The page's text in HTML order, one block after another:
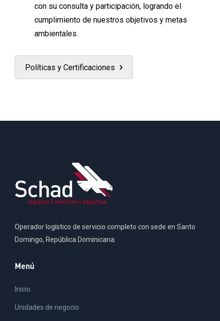
con su consulta y participación, logrando el
cumplimiento de nuestros objetivos y metas
ambientales.
Políticas y Certificaciones
Operador logístico de servicio completo con sede en Santo
Domingo, República Dominicana.
Menú
Inicio
Unidades de negocio